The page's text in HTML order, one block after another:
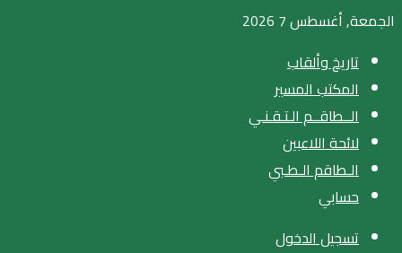
الجمعة, أغسطس 7 2026
تاريخ وألقاب
المكتب المسير
الــطاقــم الـتـقـنـي
لائحة اللاعبين
الـطاقم الـطـبي
حسابي
تسجيل الدخول